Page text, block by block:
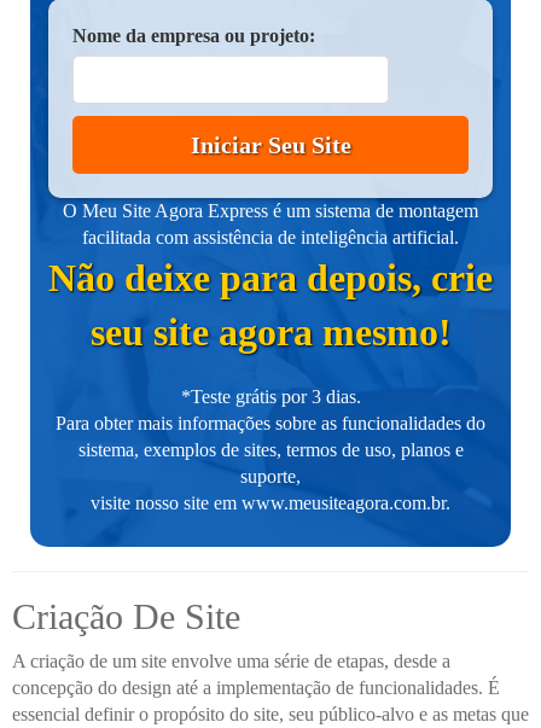
Nome da empresa ou projeto:
Iniciar Seu Site
O Meu Site Agora Express é um sistema de montagem
facilitada com assistência de inteligência artificial.
Não deixe para depois, crie
seu site agora mesmo!
*Teste grátis por 3 dias.
Para obter mais informações sobre as funcionalidades do
sistema, exemplos de sites, termos de uso, planos e
suporte,
visite nosso site em www.meusiteagora.com.br.
Criação De Site
A criação de um site envolve uma série de etapas, desde a
concepção do design até a implementação de funcionalidades. É
essencial definir o propósito do site, seu público-alvo e as metas que